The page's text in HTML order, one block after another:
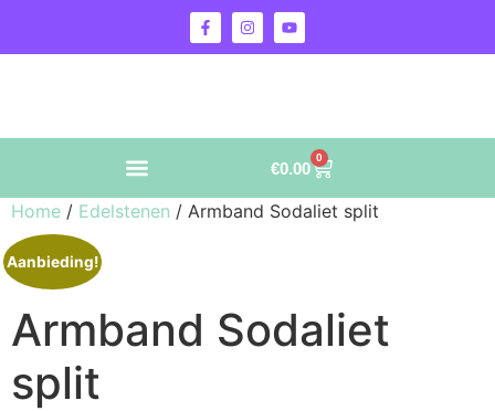
€0.00
0
Home / Edelstenen / Armband Sodaliet split
Aanbieding!
Armband Sodaliet
split